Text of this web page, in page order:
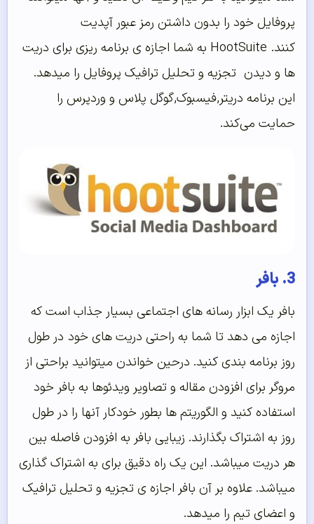
پروفایل خود را بدون داشتن رمز عبور آپدیت
کنند. HootSuite به شما اجازه ی برنامه ریزی برای دریت
ها و دیدن تجزیه و تحلیل ترافیک پروفایل را میدهد.
این برنامه دریتر,فیسبوک,گوگل پلاس و وردپرس را
حمایت می‌کند.
3. بافر
بافر یک ابزار رسانه های اجتماعی بسیار جذاب است که
اجازه می دهد تا شما به راحتی دریت های خود در طول
روز برنامه بندی کنید. درحین خواندن میتوانید براحتی از
مروگر برای افزودن مقاله و تصاویر ویدئوها به بافر خود
استفاده کنید و الگوریتم ها بطور خودکار آنها را در طول
روز به اشتراک بگذارند. زیبایی بافر به افزودن فاصله بین
هر دریت میباشد. این یک راه دقیق برای به اشتراک گذاری
میباشد. علاوه بر آن بافر اجازه ی تجزیه و تحلیل ترافیک
و اعضای تیم را میدهد.